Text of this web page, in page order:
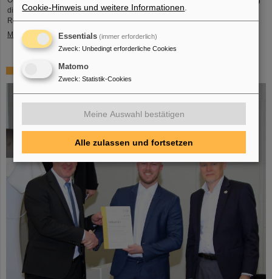
dieser hohen Auszeichnung fand durch den Präsidenten der Slowakischen
Republik, Peter Pellegrini, in Bratislava statt.
Mehr »
FAIR-GSI-Promotionspreis für Dr. Tom Reichert
Cookie-Hinweis und weitere Informationen
Essentials (immer erforderlich)
Zweck: Unbedingt erforderliche Cookies
Matomo
Zweck: Statistik-Cookies
Meine Auswahl bestätigen
Alle zulassen und fortsetzen